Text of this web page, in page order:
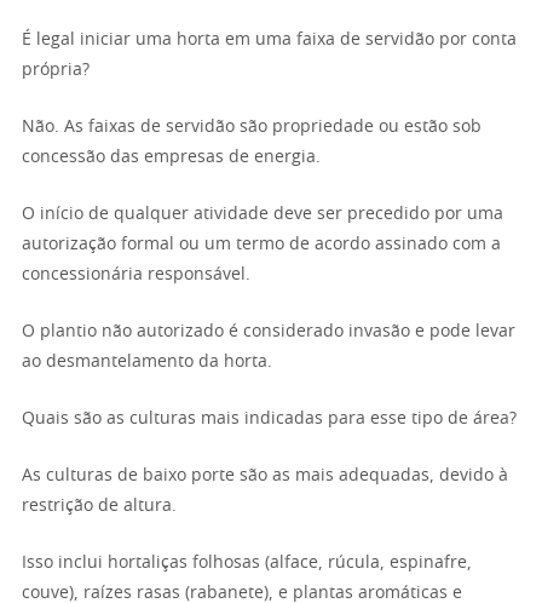
É legal iniciar uma horta em uma faixa de servidão por conta
própria?
Não. As faixas de servidão são propriedade ou estão sob
concessão das empresas de energia.
O início de qualquer atividade deve ser precedido por uma
autorização formal ou um termo de acordo assinado com a
concessionária responsável.
O plantio não autorizado é considerado invasão e pode levar
ao desmantelamento da horta.
Quais são as culturas mais indicadas para esse tipo de área?
As culturas de baixo porte são as mais adequadas, devido à
restrição de altura.
Isso inclui hortaliças folhosas (alface, rúcula, espinafre,
couve), raízes rasas (rabanete), e plantas aromáticas e